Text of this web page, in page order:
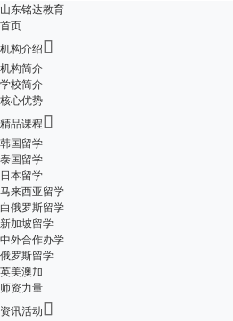
山东铭达教育
首页
机构介绍
机构简介
学校简介
核心优势
精品课程
韩国留学
泰国留学
日本留学
马来西亚留学
白俄罗斯留学
新加坡留学
中外合作办学
俄罗斯留学
英美澳加
师资力量
资讯活动